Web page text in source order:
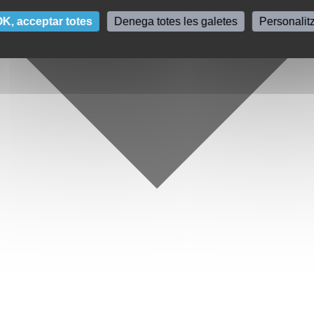
acceptar totes Denega totes les galetes